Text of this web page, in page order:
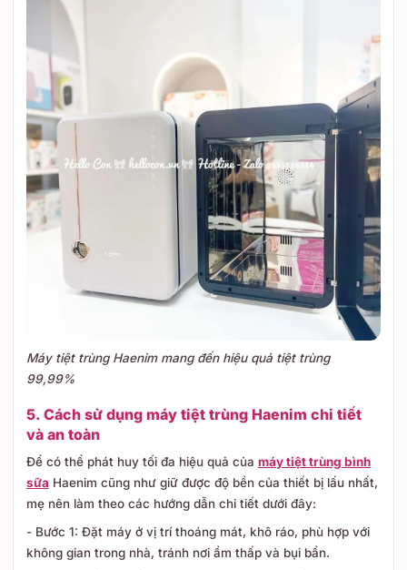
Máy tiệt trùng Haenim mang đến hiệu quả tiệt trùng
99,99%
5. Cách sử dụng máy tiệt trùng Haenim chi tiết
và an toàn
Để có thể phát huy tối đa hiệu quả của máy tiệt trùng bình
sữa Haenim cũng như giữ được độ bền của thiết bị lấu nhất,
mẹ nên làm theo các hướng dẫn chi tiết dưới đây:
- Bước 1: Đặt máy ở vị trí thoáng mát, khô ráo, phù hợp với
không gian trong nhà, tránh nơi ẩm thấp và bụi bẩn.